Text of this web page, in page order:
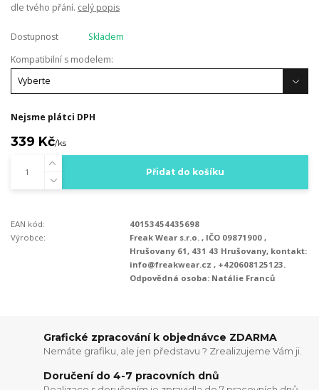
dle tvého přání. celý popis
Dostupnost
Skladem
Kompatibilní s modelem:
Nejsme plátci DPH
339 Kč/ks
Přidat do košíku
EAN kód:
40153454435698
Výrobce:
Freak Wear s.r.o. , IČO 09871900 ,
Hrušovany 61, 431 43 Hrušovany, kontakt:
info@freakwear.cz , +420608125123.
Odpovědná osoba: Natálie Franců
Grafické zpracování k objednávce ZDARMA
Nemáte grafiku, ale jen představu ? Zrealizujeme Vám ji.
Doručení do 4-7 pracovních dnů